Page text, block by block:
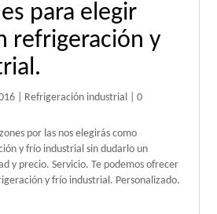
para elegir
refrigeración y
Refrigeración industrial | 0
por las nos elegirás como
y frío industrial sin dudarlo un
y precio. Servicio. Te podemos ofrecer
y frío industrial. Personalizado.